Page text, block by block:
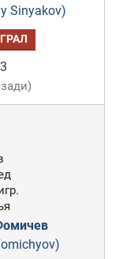
Sinyakov)
)